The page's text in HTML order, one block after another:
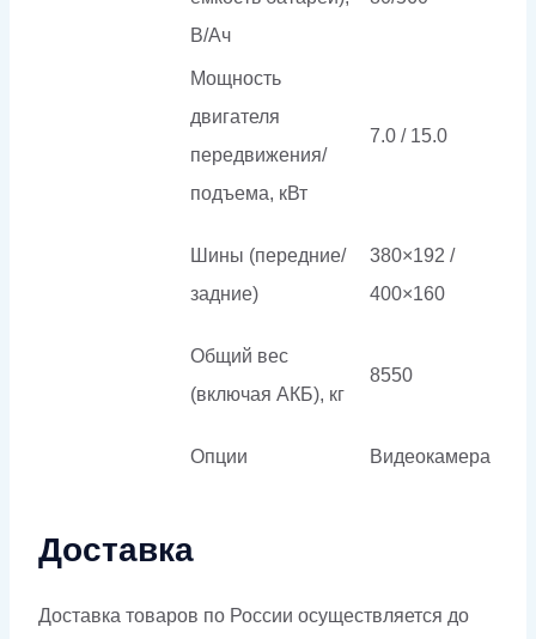
В/Ач
Мощность
двигателя
передвижения/
подъема, кВт
7.0 / 15.0
Шины (передние/
задние)
380×192 /
400×160
Общий вес
(включая АКБ), кг
8550
Опции Видеокамера
Доставка
Доставка товаров по России осуществляется до